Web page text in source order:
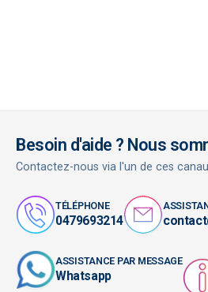
Besoin d'aide ? Nous
Contactez-nous via l'un de ces
TÉLÉPHONE
0479693214
ASSISTANCE PAR MESSAGE
Whatsapp